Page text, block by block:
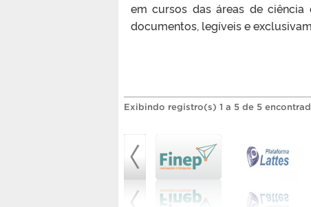
em cursos das áreas de
documentos, legíveis e
Exibindo registro(s) 1 a 5 de 5